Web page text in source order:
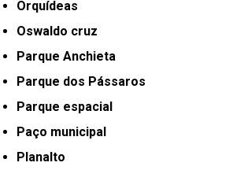
Orquídeas
Oswaldo cruz
Parque Anchieta
Parque dos Pássaros
Parque espacial
Paço municipal
Planalto